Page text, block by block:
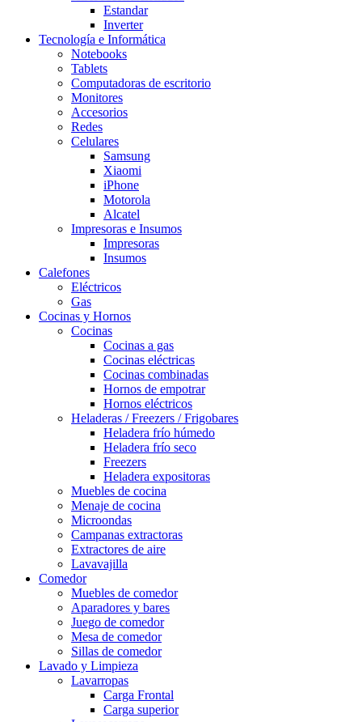
Estandar
Inverter
Tecnología e Informática
Notebooks
Tablets
Computadoras de escritorio
Monitores
Accesorios
Redes
Celulares
Samsung
Xiaomi
iPhone
Motorola
Alcatel
Impresoras e Insumos
Impresoras
Insumos
Calefones
Eléctricos
Gas
Cocinas y Hornos
Cocinas
Cocinas a gas
Cocinas eléctricas
Cocinas combinadas
Hornos de empotrar
Hornos eléctricos
Heladeras / Freezers / Frigobares
Heladera frío húmedo
Heladera frío seco
Freezers
Heladera expositoras
Muebles de cocina
Menaje de cocina
Microondas
Campanas extractoras
Extractores de aire
Lavavajilla
Comedor
Muebles de comedor
Aparadores y bares
Juego de comedor
Mesa de comedor
Sillas de comedor
Lavado y Limpieza
Lavarropas
Carga Frontal
Carga superior